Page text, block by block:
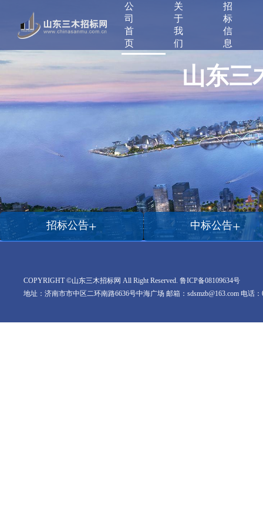
公
司
首
页
关
于
我
们
招
标
信
息
山东三
招标公告+ 中标公告+
COPYRIGHT ©山东三木招标网 All Right Reserved. 鲁ICP备08109634号
地址：济南市市中区二环南路6636号中海广场 邮箱：sdsmzb@163.com 电话：